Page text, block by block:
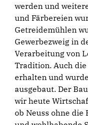
werden und
und Färbereien
Getreidemühlen
Gewerbezweig in
Verarbeitung von
Tradition. Auch
erhalten und
ausgebaut. Der
wir heute
ob Neuss ohne die